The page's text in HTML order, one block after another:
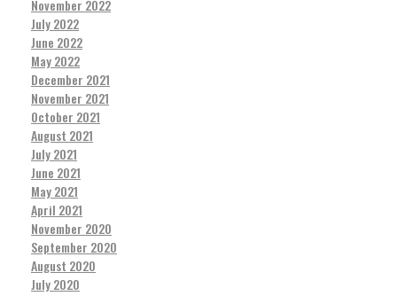
November 2022
July 2022
June 2022
May 2022
December 2021
November 2021
October 2021
August 2021
July 2021
June 2021
May 2021
April 2021
November 2020
September 2020
August 2020
July 2020